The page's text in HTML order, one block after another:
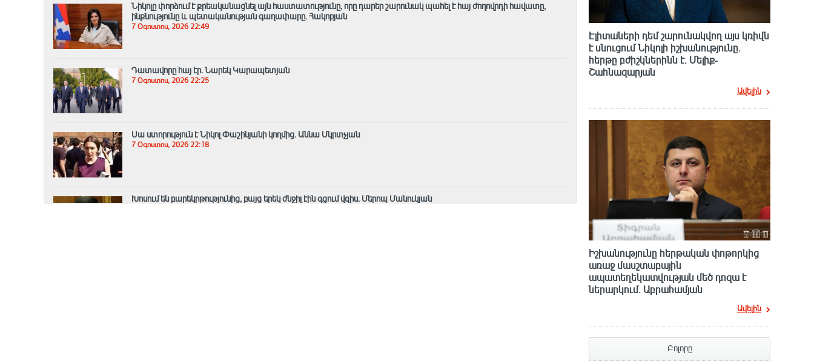
Նիկոլը փորձում է քրեականացնել այն հաստատությունը, որը դարեր շարունակ պահել է հայ ժողովրդի հավատը,
ինքնությունը և պետականության գաղափարը. Հակոբյան
7 Օգոստոս, 2026 22:49
Դատավորը հայ էր․ Նարեկ Կարապետյան
7 Օգոստոս, 2026 22:25
Սա ստորություն է Նիկոլ Փաշինյանի կողմից․ Աննա Մկրտչյան
7 Օգոստոս, 2026 22:18
Խոսում են բարեկրթությունից, բայց երեկ ժնջիլ էին գցում վզիս. Մերոպ Մանուկյան
Էլիտաների դեմ շարունակվող այս կռիվն
է սնուցում Նիկոլի իշխանությունը.
հերթը բժիշկներինն է. Մելիք-
Շահնազարյան
Ավելին
Իշխանությունը հերթական փոթորկից
առաջ մասշտաբային
ապատեղեկատվության մեծ դnզա է
ներարկում․ Աբրահամյան
Ավելին
Բոլորը